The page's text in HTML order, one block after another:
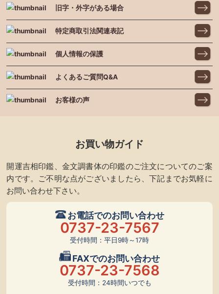
旧字・外字がある場合
特定商取引法関連表記
個人情報の保護
よくあるご質問Q&A
お客様の声
お買い物ガイド
開運吉相印鑑、金文調書体の印鑑のご注文についてのご案
内です。ご不明な点がございましたら、下記までお気軽に
お問い合わせ下さい。
お電話でのお問い合わせ
0737-23-7567
受付時間：平日9時～17時
FAXでのお問い合わせ
0737-23-7568
受付時間：24時間いつでも